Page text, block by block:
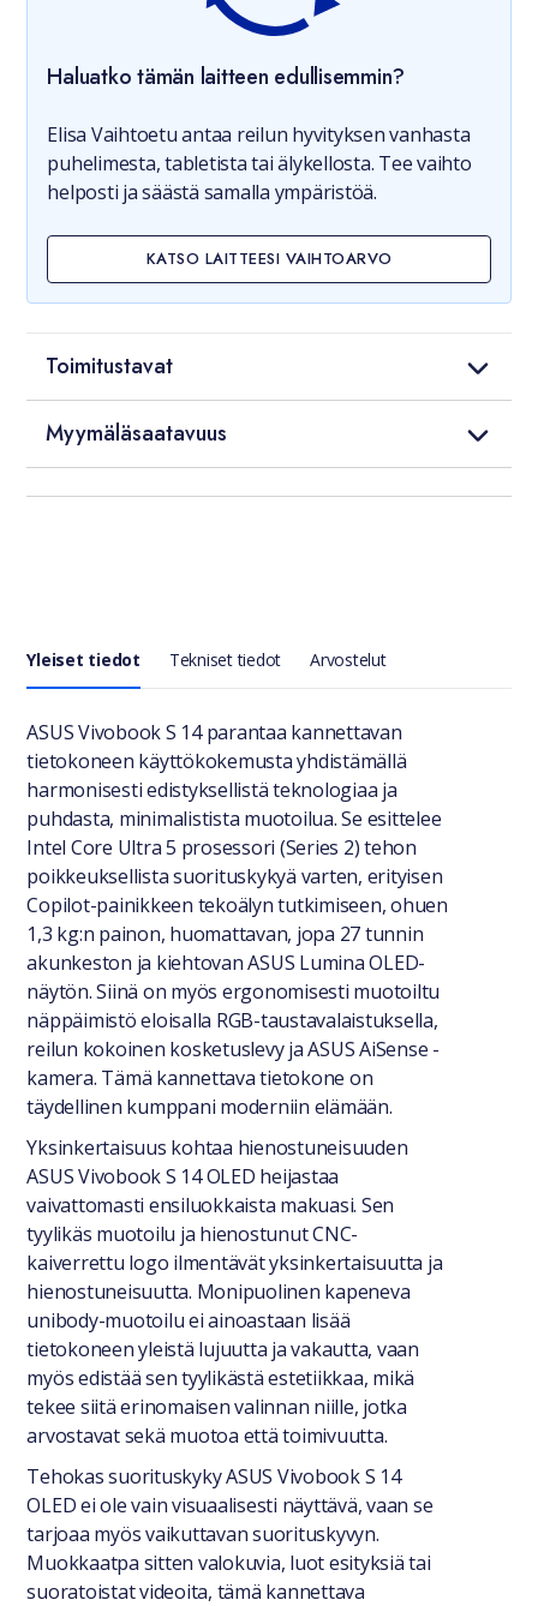
Haluatko tämän laitteen edullisemmin?
Elisa Vaihtoetu antaa reilun hyvityksen vanhasta
puhelimesta, tabletista tai älykellosta. Tee vaihto
helposti ja säästä samalla ympäristöä.
KATSO LAITTEESI VAIHTOARVO
Toimitustavat
Myymäläsaatavuus
Yleiset tiedot Tekniset tiedot Arvostelut
Yleiset tiedot
ASUS Vivobook S 14 parantaa kannettavan
tietokoneen käyttökokemusta yhdistämällä
harmonisesti edistyksellistä teknologiaa ja
puhdasta, minimalistista muotoilua. Se esittelee
Intel Core Ultra 5 prosessori (Series 2) tehon
poikkeuksellista suorituskykyä varten, erityisen
Copilot-painikkeen tekoälyn tutkimiseen, ohuen
1,3 kg:n painon, huomattavan, jopa 27 tunnin
akunkeston ja kiehtovan ASUS Lumina OLED-
näytön. Siinä on myös ergonomisesti muotoiltu
näppäimistö eloisalla RGB-taustavalaistuksella,
reilun kokoinen kosketuslevy ja ASUS AiSense -
kamera. Tämä kannettava tietokone on
täydellinen kumppani moderniin elämään.
Yksinkertaisuus kohtaa hienostuneisuuden
ASUS Vivobook S 14 OLED heijastaa
vaivattomasti ensiluokkaista makuasi. Sen
tyylikäs muotoilu ja hienostunut CNC-
kaiverrettu logo ilmentävät yksinkertaisuutta ja
hienostuneisuutta. Monipuolinen kapeneva
unibody-muotoilu ei ainoastaan lisää
tietokoneen yleistä lujuutta ja vakautta, vaan
myös edistää sen tyylikästä estetiikkaa, mikä
tekee siitä erinomaisen valinnan niille, jotka
arvostavat sekä muotoa että toimivuutta.
Tehokas suorituskyky ASUS Vivobook S 14
OLED ei ole vain visuaalisesti näyttävä, vaan se
tarjoaa myös vaikuttavan suorituskyvyn.
Muokkaatpa sitten valokuvia, luot esityksiä tai
suoratoistat videoita, tämä kannettava